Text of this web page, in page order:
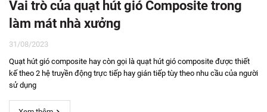
Vai trò của quạt hút gió Composite trong
làm mát nhà xưởng
31/08/2023
Quạt hút gió composite hay còn gọi là quạt hút gió composite được thiết
kế theo 2 hệ truyền động trực tiếp hay gián tiếp tùy theo nhu cầu của người
sử dụng